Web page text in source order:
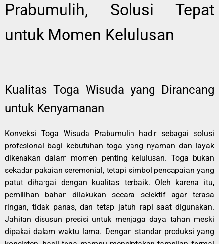
Prabumulih, Solusi Tepat
untuk Momen Kelulusan
Kualitas Toga Wisuda yang Dirancang
untuk Kenyamanan
Konveksi Toga Wisuda Prabumulih hadir sebagai solusi
profesional bagi kebutuhan toga yang nyaman dan layak
dikenakan dalam momen penting kelulusan. Toga bukan
sekadar pakaian seremonial, tetapi simbol pencapaian yang
patut dihargai dengan kualitas terbaik. Oleh karena itu,
pemilihan bahan dilakukan secara selektif agar terasa
ringan, tidak panas, dan tetap jatuh rapi saat digunakan.
Jahitan disusun presisi untuk menjaga daya tahan meski
dipakai dalam waktu lama. Dengan standar produksi yang